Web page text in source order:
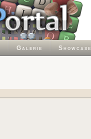
Galerie Showcase